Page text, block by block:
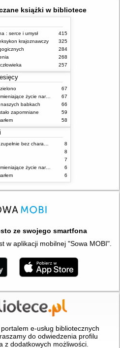
książki w bibliotece
: serce i umysł
415
krajoznawczy
325
284
268
257
zielono
67
Teoria pozwól im : odmieniające życie narzędzie, o którym mówią miliony ludzi
67
babkach
66
zapomniane
59
58
8
8
7
Teoria pozwól im : odmieniające życie narzędzie, o którym mówią miliony ludzi
6
6
ze swojego smartfona
w aplikacji mobilnej "Sowa MOBI".
e-usług bibliotecznych
do odwiedzenia profilu
z dodatkowych możliwości.